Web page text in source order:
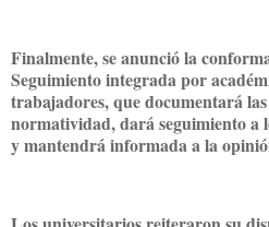
Finalmente, se anunció la
Seguimiento integrada por
trabajadores, que documentará
normatividad, dará seguimiento a
y mantendrá informada a la